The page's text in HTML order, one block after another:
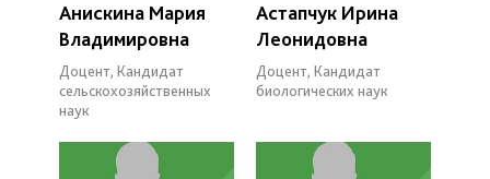
Анискина Мария
Владимировна
Доцент, Кандидат
сельскохозяйственных
наук
Астапчук Ирина
Леонидовна
Доцент, Кандидат
биологических наук